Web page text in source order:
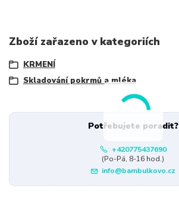
Zboží zařazeno v kategoriích
KRMENÍ
Skladování pokrmů a mléka
Potřebujete poradit?
+420775437690
(Po-Pá, 8-16 hod.)
info@bambulkovo.cz